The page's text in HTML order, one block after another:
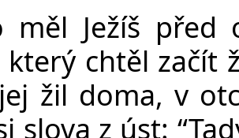
měl Ježíš před
který chtěl začít
žil doma, v
slova z úst: